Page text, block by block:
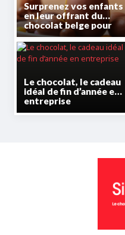
Surprenez vos enfants
en leur offrant du
chocolat belge pour
Pâques
Le chocolat, le cadeau
idéal de fin d’année en
entreprise